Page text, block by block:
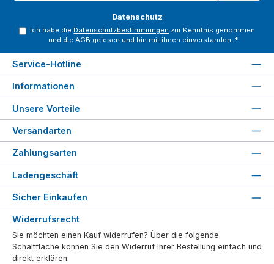
Datenschutz
Ich habe die Datenschutzbestimmungen zur Kenntnis genommen
und die AGB gelesen und bin mit ihnen einverstanden. *
Widerrufsrecht
Sie möchten einen Kauf widerrufen? Über die folgende
Schaltfläche können Sie den Widerruf Ihrer Bestellung einfach und
direkt erklären.
Service-Hotline
Informationen
Unsere Vorteile
Versandarten
Zahlungsarten
Ladengeschäft
Sicher Einkaufen